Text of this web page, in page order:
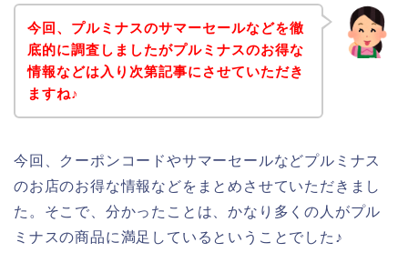
今回、プルミナスのサマーセールなどを徹
底的に調査しましたがプルミナスのお得な
情報などは入り次第記事にさせていただき
ますね♪
今回、クーポンコードやサマーセールなどプルミナス
のお店のお得な情報などをまとめさせていただきまし
た。そこで、分かったことは、かなり多くの人がプル
ミナスの商品に満足しているということでした♪